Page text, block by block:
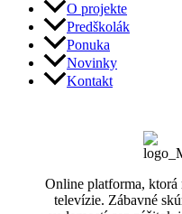
O projekte
Predškolák
Ponuka
Novinky
Kontakt
Online platforma, ktorá
televízie. Zábavné